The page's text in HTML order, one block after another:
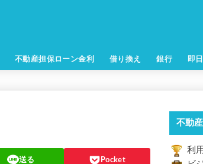
不動産担保ローン金利 借り換え 銀行 即日
送る Pocket
不動
利